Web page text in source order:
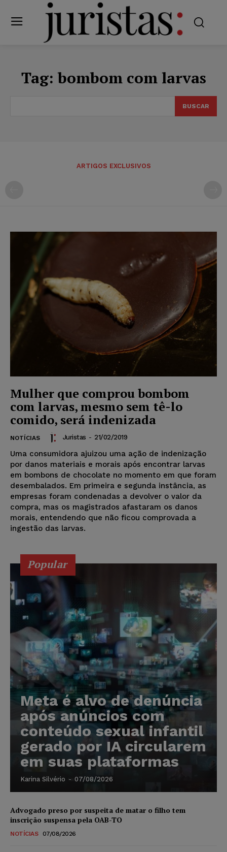
Tag:bombom com larvas
BUSCAR
ARTIGOS EXCLUSIVOS
Mulher que comprou bombom
com larvas, mesmo sem tê-lo
comido, será indenizada
NOTÍCIAS Juristas - 21/02/2019
Uma consumidora ajuizou uma ação de indenização
por danos materiais e morais após encontrar larvas
em bombons de chocolate no momento em que foram
desembalados. Em primeira e segunda instância, as
empresas foram condenadas a devolver o valor da
compra, mas os magistrados afastaram os danos
morais, entendendo que não ficou comprovada a
ingestão das larvas.
Popular
Meta é alvo de denúncia
após anúncios com
conteúdo sexual infantil
gerado por IA circularem
em suas plataformas
Karina Silvério - 07/08/2026
Advogado preso por suspeita de matar o filho tem
inscrição suspensa pela OAB-TO
NOTÍCIAS 07/08/2026